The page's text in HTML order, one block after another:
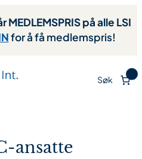
på alle LSI
for å få medlemspris!
Søk
ansatte